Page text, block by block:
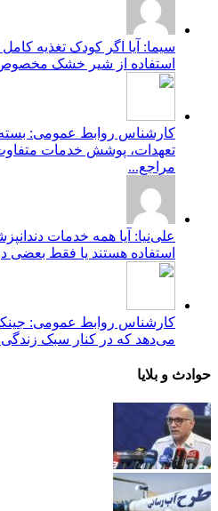
سیما: آیا اگر کودک تغذیه
استفاده از شیر خشک
کارشناس روابط عمومی:
تعهدات، پوشش خدمات
مراجع...
علی‌نیا: آیا همه خدمات
استفاده هستند یا فقط بعضی
کارشناس روابط عمومی: جینکو
می‌دهد که در کنار سبک
حوادث و بلایا